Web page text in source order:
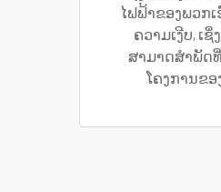
ໄຟຟ້າຂອງພວກເ
ຄວາມເງີບ, ເ
ສາມາດສຳພັດ
ໂຄງການຂອ